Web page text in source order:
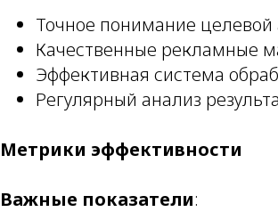
Точное понимание целевой
Качественные рекламные
Эффективная система
Регулярный анализ
Метрики эффективности
Важные показатели: